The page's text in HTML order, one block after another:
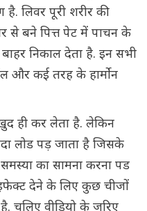
लिवर पूरी शरीर की
से बने पित्त पेट में पाचन के
निकाल देता है. इन सभी
और कई तरह के हार्मोन
ही कर लेता है. लेकिन
लोड पड़ जाता है जिसके
का सामना करना पड
इफेक्ट देने के लिए कुछ चीजों